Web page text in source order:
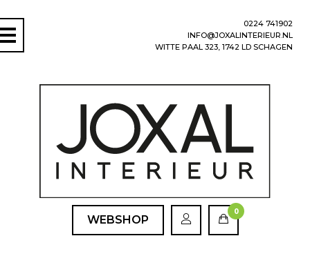
0224 741902
INFO@JOXALINTERIEUR.NL
WITTE PAAL 323, 1742 LD SCHAGEN
WEBSHOP
0